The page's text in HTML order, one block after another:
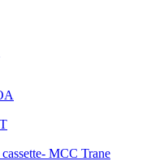
MCC Trane